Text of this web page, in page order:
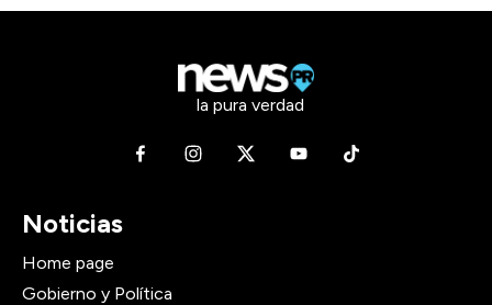
la pura verdad
Noticias
Home page
Gobierno y Política